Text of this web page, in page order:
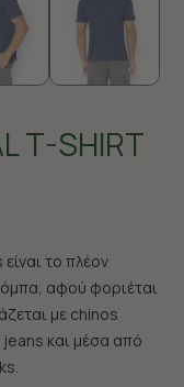
T-SHIRT
το πλέον
αφού φοριέται
με chinos
jeans και μέσα από